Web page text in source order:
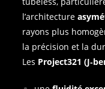
l’architecture
rayons plus
la précision et la
Les Project321